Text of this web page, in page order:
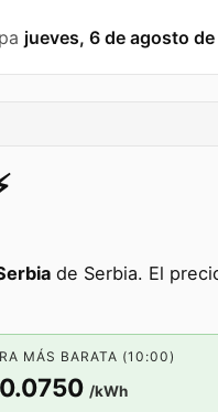
jueves, 6 de agosto
de Serbia. El
MÁS BARATA (10:00)
/kWh